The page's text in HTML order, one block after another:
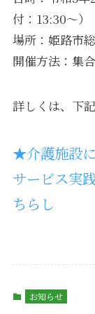
付：13:30～）
場所：姫路市
開催方法：集
詳しくは、下
★介護施設
サービス実
ちらし
お知らせ